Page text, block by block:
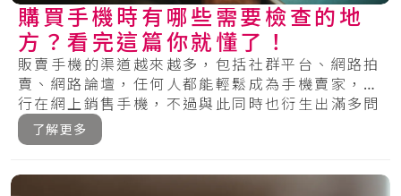
購買手機時有哪些需要檢查的地
方？看完這篇你就懂了！
販賣手機的渠道越來越多，包括社群平台、網路拍
賣、網路論壇，任何人都能輕鬆成為手機賣家，自
行在網上銷售手機，不過與此同時也衍生出滿多問
題，.....
了解更多